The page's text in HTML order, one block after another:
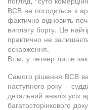
ВСВ не погодиться з
фактично відновить
виплату боргу. Це
практично не
оскарження.
Втім, у четвер лише
Самого рішення ВСВ
наступного року –
детальний аналіз усіх
багатосторінкового